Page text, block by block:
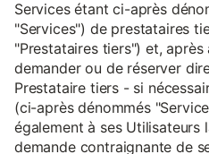
Services étant ci-après
"Services") de prestataires
"Prestataires tiers") et,
demander ou de réserver
Prestataire tiers - si
(ci-après dénommés
également à ses Utilisateurs
demande contraignante de